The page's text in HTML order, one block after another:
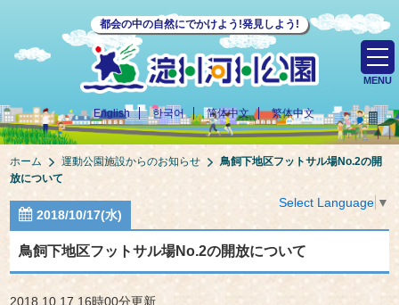
都会の中の自然にでかけよう!発見しよう!
English 한국어 简体中文 繁体中文
MENU
ホーム 運動公園施設からのお知らせ
鳥飼下地区フットサル場No.2の開
放について
Select Language ▼
2018/10/17(水)
鳥飼下地区フットサル場No.2の開放について
2018.10.17 16時00分更新